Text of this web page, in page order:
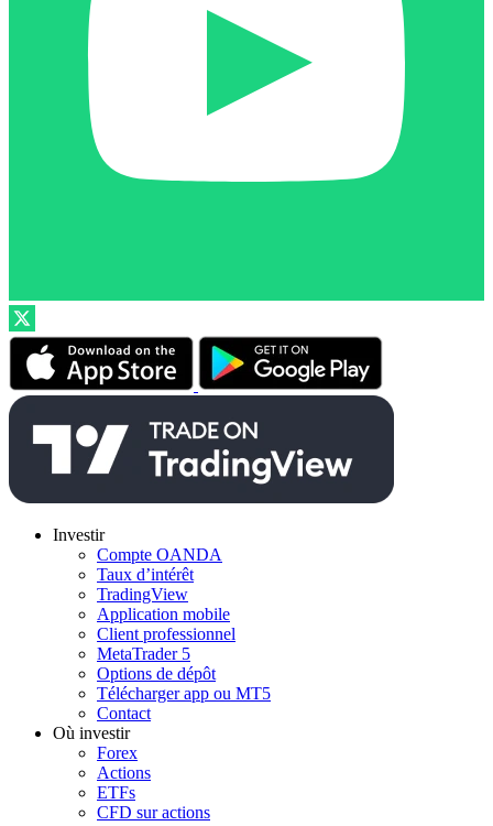
Investir
Compte OANDA
Taux d’intérêt
TradingView
Application mobile
Client professionnel
MetaTrader 5
Options de dépôt
Télécharger app ou MT5
Contact
Où investir
Forex
Actions
ETFs
CFD sur actions